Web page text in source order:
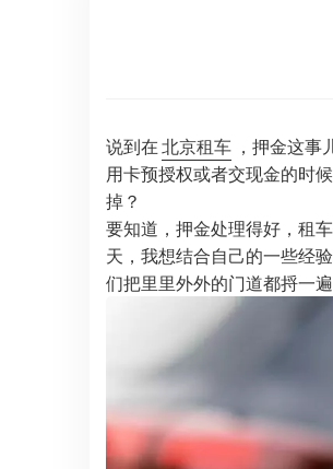
说到在北京租车 ，押金这
用卡预授权或者交现金的时
掉？
要知道，押金处理得好，租
天，我想结合自己的一些经
们把里里外外的门道都捋一